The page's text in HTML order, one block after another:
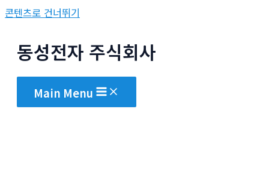
콘텐츠로 건너뛰기
동성전자 주식회사
Main Menu